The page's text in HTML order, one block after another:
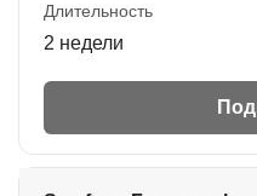
Длительность
2 недели